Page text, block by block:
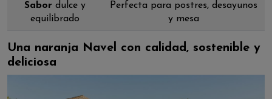
Sabor dulce y
equilibrado
Perfecta para postres, desayunos
y mesa
Una naranja Navel con calidad, sostenible y
deliciosa